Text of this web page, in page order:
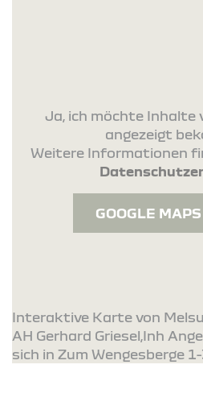
Ja, ich möchte Inhalte
angezeigt
Weitere Informationen
GOOGLE
Interaktive Karte von
AH Gerhard Griesel,Inh
sich in Zum Wengesberge 1-